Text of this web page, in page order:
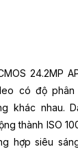
24.2MP
có độ
khác nhau.
thành ISO
hợp siêu